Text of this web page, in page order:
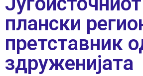
плански
претставник
здруженијата